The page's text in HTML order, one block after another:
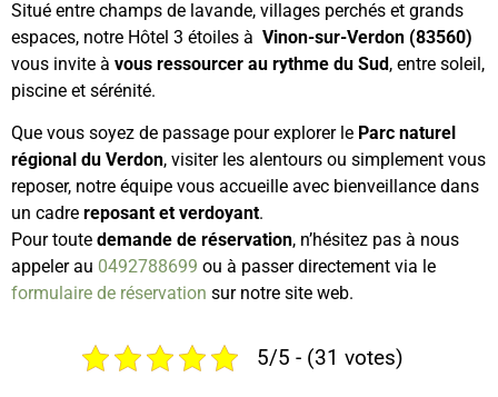
Situé entre champs de lavande, villages perchés et grands
espaces, notre Hôtel 3 étoiles à Vinon-sur-Verdon (83560)
vous invite à vous ressourcer au rythme du Sud, entre soleil,
piscine et sérénité.
Que vous soyez de passage pour explorer le Parc naturel
régional du Verdon, visiter les alentours ou simplement vous
reposer, notre équipe vous accueille avec bienveillance dans
un cadre reposant et verdoyant.
Pour toute demande de réservation, n’hésitez pas à nous
appeler au 0492788699 ou à passer directement via le
formulaire de réservation sur notre site web.
5/5 - (31 votes)